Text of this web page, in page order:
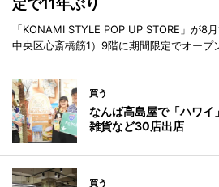
定で11年ぶり
「KONAMI STYLE POP UP STORE」が8
中央区心斎橋筋1）9階に期間限定でオープ
買う
なんば高島屋で「ハワ
雑貨など30店出店
買う